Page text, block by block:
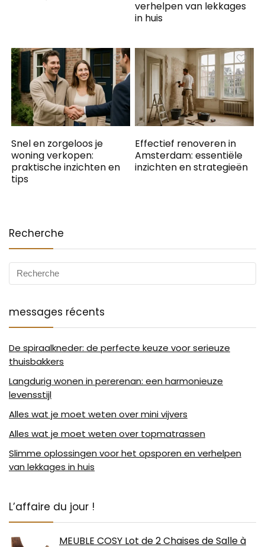
verhelpen van lekkages
in huis
Snel en zorgeloos je
woning verkopen:
praktische inzichten en
tips
Effectief renoveren in
Amsterdam: essentiële
inzichten en strategieën
Recherche
messages récents
De spiraalkneder: de perfecte keuze voor serieuze
thuisbakkers
Langdurig wonen in pererenan: een harmonieuze
levensstijl
Alles wat je moet weten over mini vijvers
Alles wat je moet weten over topmatrassen
Slimme oplossingen voor het opsporen en verhelpen
van lekkages in huis
L’affaire du jour !
MEUBLE COSY Lot de 2 Chaises de Salle à